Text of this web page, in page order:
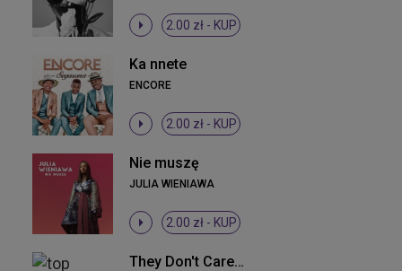
2.00 zł - KUP
Ka nnete
ENCORE
2.00 zł - KUP
Nie muszę
JULIA WIENIAWA
2.00 zł - KUP
They Don't Care About Us (Album Version)